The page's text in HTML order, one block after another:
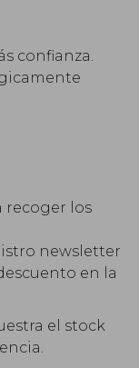
confianza.
recoger los
newsletter
en la
el stock